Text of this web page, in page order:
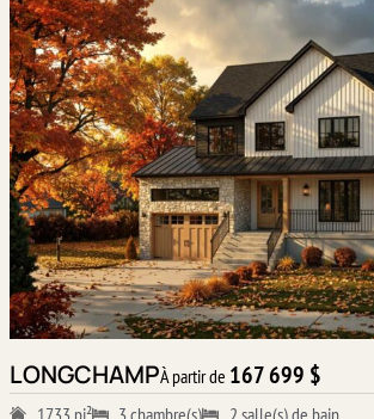
LONGCHAMPÀ partir de 167 699 $